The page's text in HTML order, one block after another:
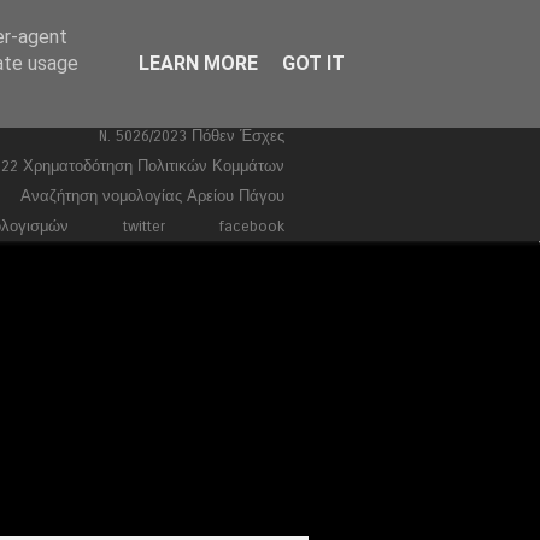
Ευρωεκλογές 2024
Τέμπη
Συντάγματα
N. 5026/2023 Πόθεν Έσχες
Χρηματοδότηση Πολιτικών Κομμάτων
Αναζήτηση νομολογίας Αρείου Πάγου
twitter facebook
agent
usage
LEARN MORE GOT IT